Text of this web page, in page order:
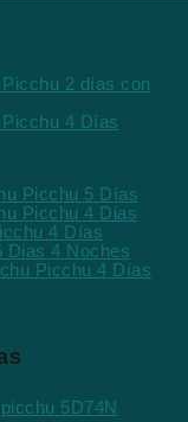
2 días con
4 Días
Picchu 5 Días
Picchu 4 Dias
4 Días
Dias 4 Noches
Picchu 4 Días